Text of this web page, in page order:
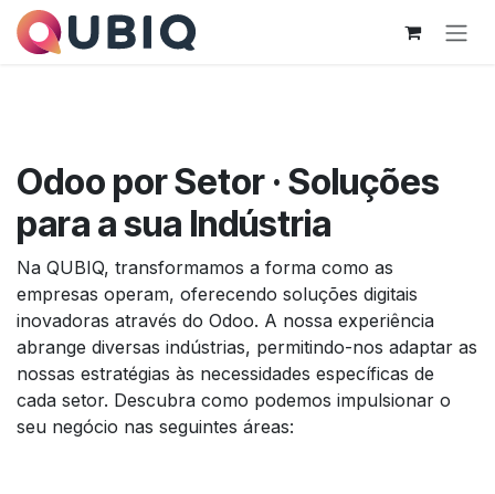
Pular para o conteúdo
Odoo por Setor · Soluções
para a sua Indústria
Na QUBIQ, transformamos a forma como as
empresas operam, oferecendo soluções digitais
inovadoras através do Odoo. A nossa experiência
abrange diversas indústrias, permitindo-nos adaptar as
nossas estratégias às necessidades específicas de
cada setor. Descubra como podemos impulsionar o
seu negócio nas seguintes áreas: